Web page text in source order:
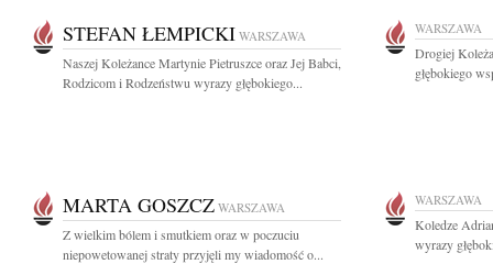
STEFAN ŁEMPICKI WARSZAWA
Naszej Koleżance Martynie Pietruszce oraz Jej Babci,
Rodzicom i Rodzeństwu wyrazy głębokiego...
WARSZAWA
Drogiej
głębokiego
MARTA GOSZCZ WARSZAWA
Z wielkim bólem i smutkiem oraz w poczuciu
niepowetowanej straty przyjęli my wiadomość o...
WARSZAWA
Koledze
wyrazy